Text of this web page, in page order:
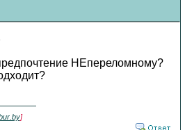
НЕпереломному?
]